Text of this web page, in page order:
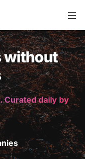
without
Curated daily by